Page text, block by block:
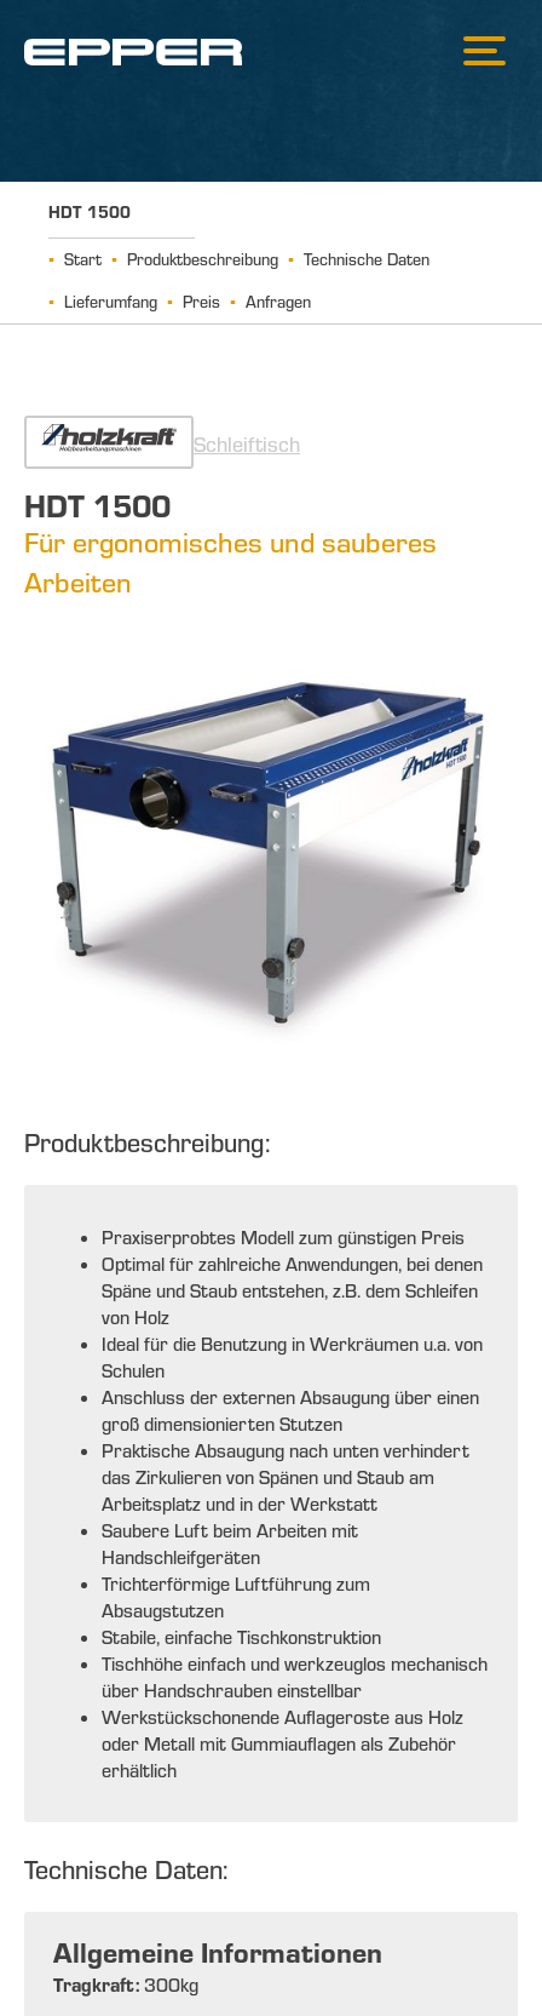
HDT 1500
Start Produktbeschreibung
Technische Daten
Lieferumfang
Preis Anfragen
Schleiftisch
HDT 1500
Für ergonomisches und sauberes
Arbeiten
Produktbeschreibung:
Praxiserprobtes Modell zum günstigen Preis
Optimal für zahlreiche Anwendungen, bei denen
Späne und Staub entstehen, z.B. dem Schleifen
von Holz
Ideal für die Benutzung in Werkräumen u.a. von
Schulen
Anschluss der externen Absaugung über einen
groß dimensionierten Stutzen
Praktische Absaugung nach unten verhindert
das Zirkulieren von Spänen und Staub am
Arbeitsplatz und in der Werkstatt
Saubere Luft beim Arbeiten mit
Handschleifgeräten
Trichterförmige Luftführung zum
Absaugstutzen
Stabile, einfache Tischkonstruktion
Tischhöhe einfach und werkzeuglos mechanisch
über Handschrauben einstellbar
Werkstückschonende Auflageroste aus Holz
oder Metall mit Gummiauflagen als Zubehör
erhältlich
Technische Daten:
Allgemeine Informationen
Tragkraft: 300kg